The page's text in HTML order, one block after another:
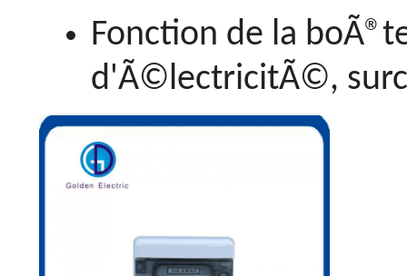
Fonction de la
d'Ã©lectricitÃ©,